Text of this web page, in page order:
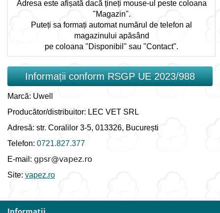
Adresa este afișată dacă țineți mouse-ul peste coloana
"Magazin".
Puteți sa formați automat numărul de telefon al
magazinului apăsând
pe coloana "Disponibil" sau "Contact".
Informații conform RSGP UE 2023/988
Marcă: Uwell
Producător/distribuitor: LEC VET SRL
Adresă: str. Coralilor 3-5, 013326, București
Telefon: 0721.827.377
E-mail:
Site: vapez.ro
Informaţii